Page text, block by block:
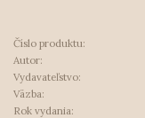
Číslo produktu:
Autor:
Vydavateľstvo:
Väzba:
Rok vydania: